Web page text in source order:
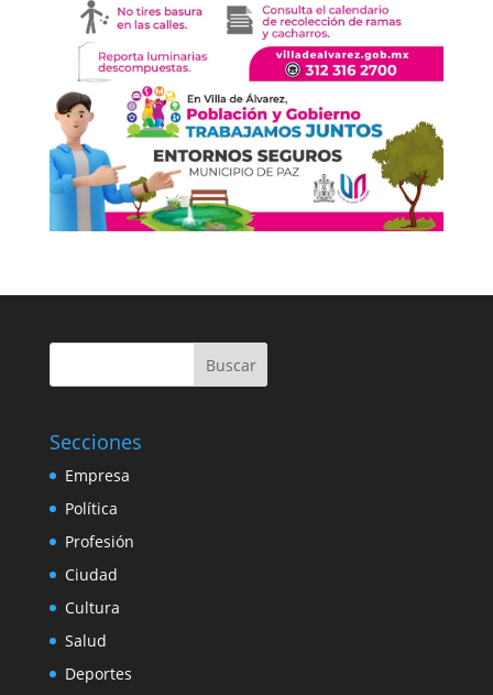
Buscar
Secciones
Empresa
Política
Profesión
Ciudad
Cultura
Salud
Deportes